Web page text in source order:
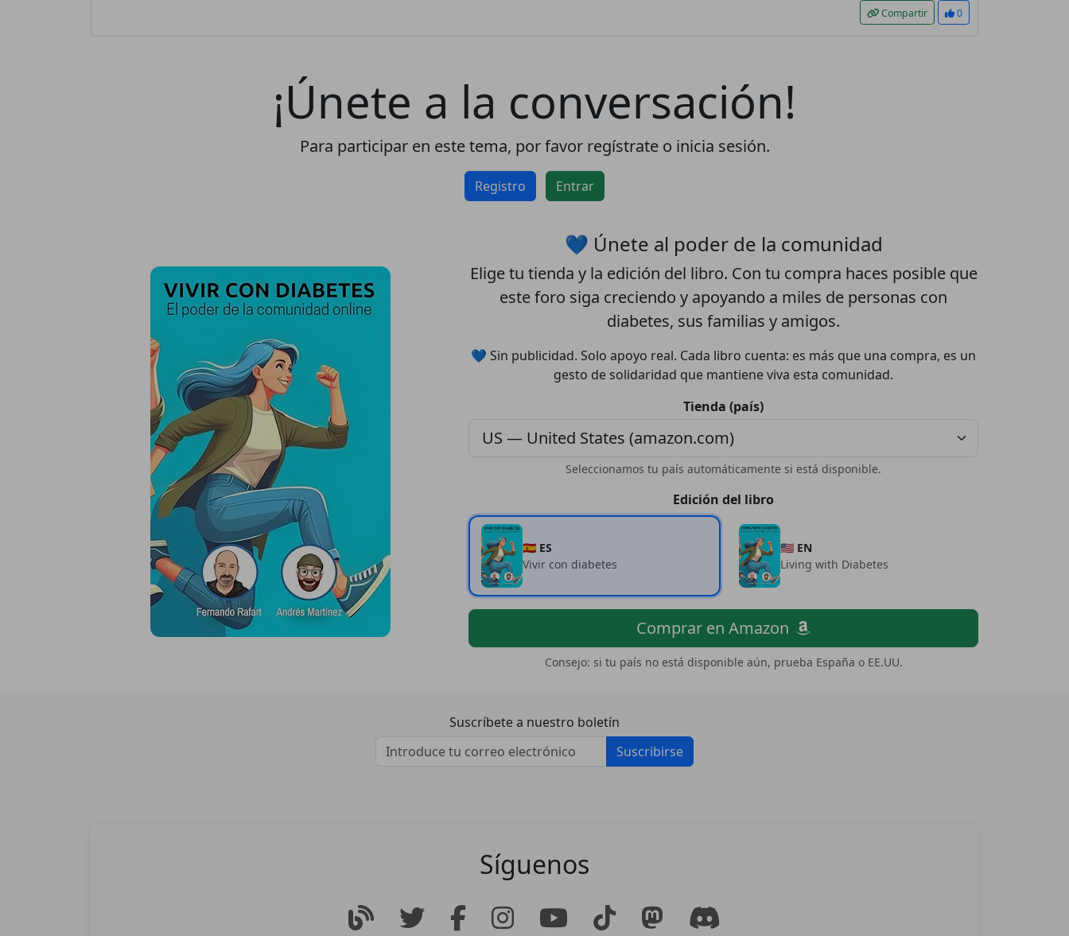
Compartir 0
¡Únete a la conversación!
Para participar en este tema, por favor regístrate o inicia sesión.
Registro Entrar
💙 Únete al poder de la comunidad
Elige tu tienda y la edición del libro. Con tu compra haces posible que
este foro siga creciendo y apoyando a miles de personas con
diabetes, sus familias y amigos.
💙 Sin publicidad. Solo apoyo real. Cada libro cuenta: es más que una compra, es un
gesto de solidaridad que mantiene viva esta comunidad.
Tienda (país)
Seleccionamos tu país automáticamente si está disponible.
Edición del libro
🇪🇸 ES
Vivir con diabetes
🇺🇸 EN
Living with Diabetes
Comprar en Amazon
Consejo: si tu país no está disponible aún, prueba España o EE.UU.
registrados pueden participar en
la comunidad y navegar por el
Rechazar Aceptar
Suscríbete a nuestro boletín
Suscribirse
Síguenos